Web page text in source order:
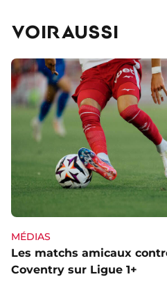
VOIR AUSSI
MÉDIAS
Les matchs amicaux
Coventry sur Ligue 1+